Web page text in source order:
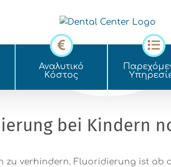
Αναλυτικό
Kόστος
bei Kindern
zu verhindern. Fluoridierung ist ab